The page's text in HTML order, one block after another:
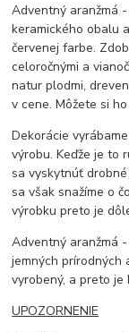
Adventný aranžmá
keramického obalu
červenej farbe.
celoročnými a
natur plodmi,
v cene. Môžete si
Dekorácie
výrobu. Keďže je to
sa vyskytnúť
sa však snažíme o
výrobku preto je
Adventný aranžmá
jemných prírodných
vyrobený, a preto je
UPOZORNENIE